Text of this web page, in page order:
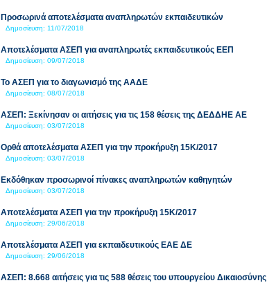
Προσωρινά αποτελέσματα αναπληρωτών εκπαιδευτικών
Δημοσίευση: 11/07/2018
Αποτελέσματα ΑΣΕΠ για αναπληρωτές εκπαιδευτικούς ΕΕΠ
Δημοσίευση: 09/07/2018
Το ΑΣΕΠ για το διαγωνισμό της ΑΑΔΕ
Δημοσίευση: 08/07/2018
ΑΣΕΠ: Ξεκίνησαν οι αιτήσεις για τις 158 θέσεις της ΔΕΔΔΗΕ ΑΕ
Δημοσίευση: 03/07/2018
Ορθά αποτελέσματα ΑΣΕΠ για την προκήρυξη 15Κ/2017
Δημοσίευση: 03/07/2018
Εκδόθηκαν προσωρινοί πίνακες αναπληρωτών καθηγητών
Δημοσίευση: 03/07/2018
Αποτελέσματα ΑΣΕΠ για την προκήρυξη 15Κ/2017
Δημοσίευση: 29/06/2018
Αποτελέσματα ΑΣΕΠ για εκπαιδευτικούς ΕΑΕ ΔΕ
Δημοσίευση: 29/06/2018
ΑΣΕΠ: 8.668 αιτήσεις για τις 588 θέσεις του υπουργείου Δικαιοσύνης